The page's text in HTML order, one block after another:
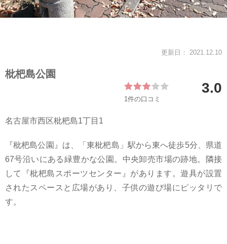
スタッフ紹介
更新日： 2021.12.10
枇杷島公園
3.0
1件の口コミ
名古屋市西区枇杷島1丁目1
『枇杷島公園』は、「東枇杷島」駅から東へ徒歩5分、県道
67号沿いにある緑豊かな公園。中央卸売市場の跡地。隣接
して『枇杷島スポーツセンター』があります。遊具が設置
されたスペースと広場があり、子供の遊び場にピッタリで
す。